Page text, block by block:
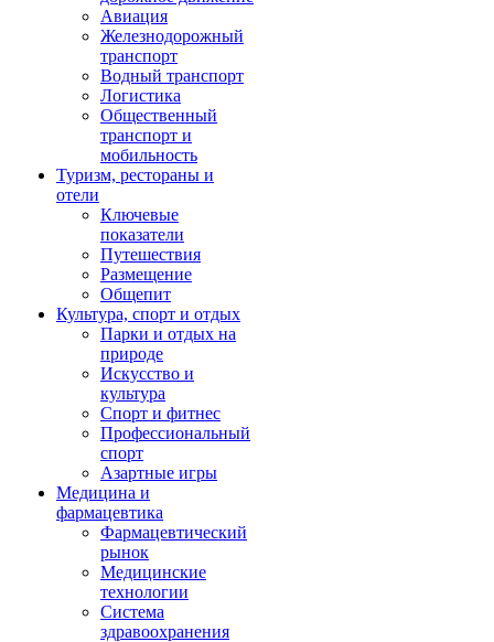
Авиация
Железнодорожный
транспорт
Водный транспорт
Логистика
Общественный
транспорт и
мобильность
Туризм, рестораны и
отели
Ключевые
показатели
Путешествия
Размещение
Общепит
Культура, спорт и отдых
Парки и отдых на
природе
Искусство и
культура
Спорт и фитнес
Профессиональный
спорт
Азартные игры
Медицина и
фармацевтика
Фармацевтический
рынок
Медицинские
технологии
Система
здравоохранения